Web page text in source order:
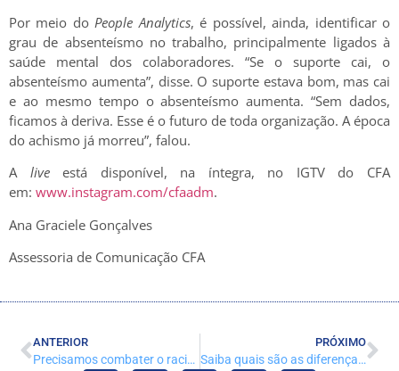
Por meio do People Analytics, é possível, ainda, identificar o
grau de absenteísmo no trabalho, principalmente ligados à
saúde mental dos colaboradores. “Se o suporte cai, o
absenteísmo aumenta”, disse. O suporte estava bom, mas cai
e ao mesmo tempo o absenteísmo aumenta. “Sem dados,
ficamos à deriva. Esse é o futuro de toda organização. A época
do achismo já morreu”, falou.
A liveestá disponível, na íntegra, no IGTV do CFA
em: www.instagram.com/cfaadm.
Ana Graciele Gonçalves
Assessoria de Comunicação CFA
ANTERIOR
Precisamos combater o racismo
PRÓXIMO
Saiba quais são as diferenças entre o bacharelado e o curso de tecnologia